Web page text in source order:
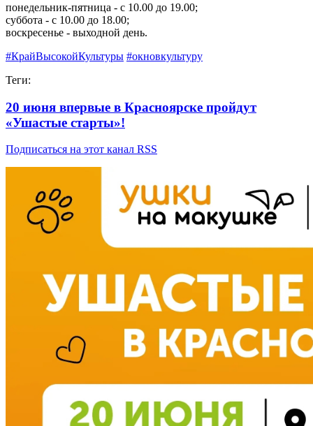
понедельник-пятница - с 10.00 до 19.00;
суббота - с 10.00 до 18.00;
воскресенье - выходной день.
#КрайВысокойКультуры #окновкультуру
Теги:
20 июня впервые в Красноярске пройдут
«Ушастые старты»!
Подписаться на этот канал RSS